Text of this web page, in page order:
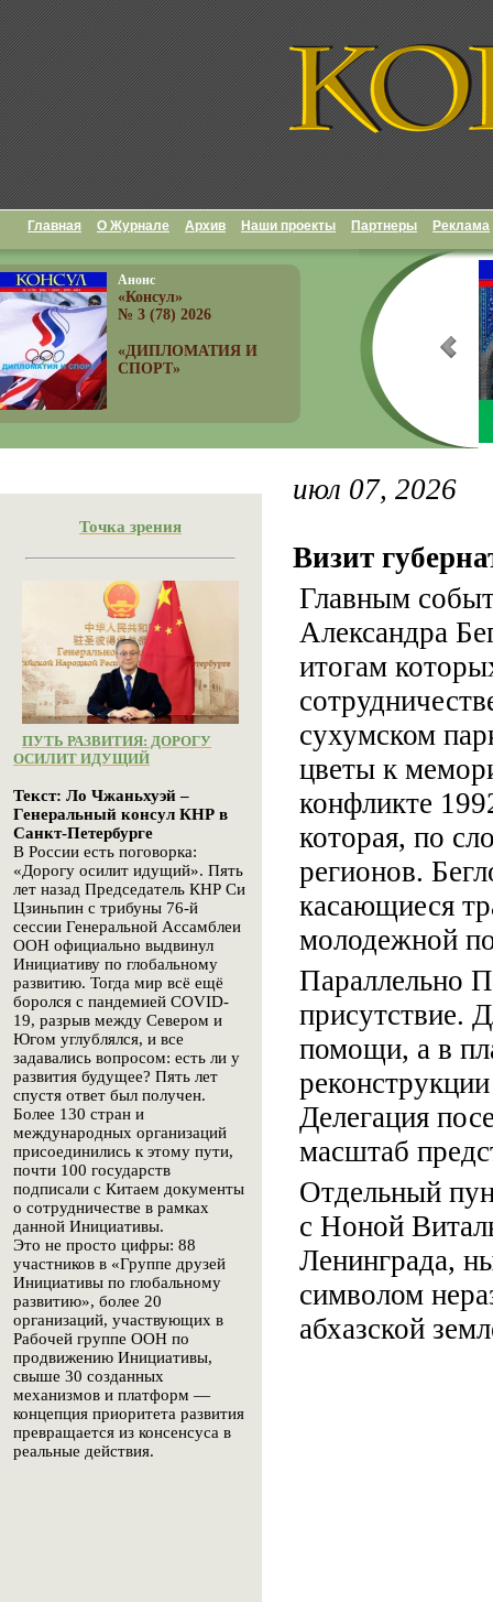
Главная О Журнале Архив Наши проекты Партнеры Реклама
Анонс
«Консул»
№ 3 (78) 2026
«ДИПЛОМАТИЯ И
СПОРТ»
Точка зрения
ПУТЬ РАЗВИТИЯ: ДОРОГУ
ОСИЛИТ ИДУЩИЙ
Текст: Ло Чжаньхуэй –
Генеральный консул КНР в
Санкт-Петербурге
В России есть поговорка:
«Дорогу осилит идущий». Пять
лет назад Председатель КНР Си
Цзиньпин с трибуны 76-й
сессии Генеральной Ассамблеи
ООН официально выдвинул
Инициативу по глобальному
развитию. Тогда мир всё ещё
боролся с пандемией COVID-
19, разрыв между Севером и
Югом углублялся, и все
задавались вопросом: есть ли у
развития будущее? Пять лет
спустя ответ был получен.
Более 130 стран и
международных организаций
присоединились к этому пути,
почти 100 государств
подписали с Китаем документы
о сотрудничестве в рамках
данной Инициативы.
Это не просто цифры: 88
участников в «Группе друзей
Инициативы по глобальному
развитию», более 20
организаций, участвующих в
Рабочей группе ООН по
продвижению Инициативы,
свыше 30 созданных
механизмов и платформ —
концепция приоритета развития
превращается из консенсуса в
реальные действия.
июл 07, 2026
Визит
Главным
Александра
итогам
сухумском
цветы к
конфликте
которая, по
регионов.
касающиеся
молодежной
Параллельно
присутствие.
помощи, а в
Делегация
масштаб
Отдельный
с Ноной
Ленинграда,
символом
абхазской